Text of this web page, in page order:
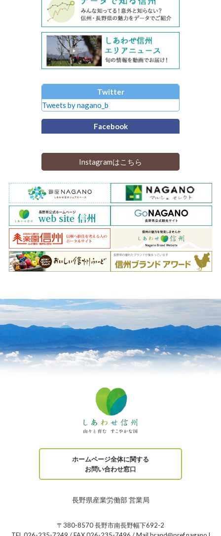
Twitter
Tweets by nagano_b
Facebook
Instagramはこちら
ホームページ全体に関する
お問い合わせ窓口
長野県産業労働部 営業局
〒380-8570 長野市南長野幅下692-2